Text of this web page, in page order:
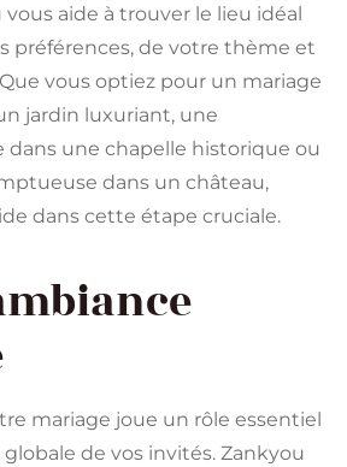
aide à trouver le lieu idéal
préférences, de votre thème et
vous optiez pour un mariage
jardin luxuriant, une
une chapelle historique ou
dans un château,
dans cette étape cruciale.
mariage joue un rôle essentiel
globale de vos invités. Zankyou